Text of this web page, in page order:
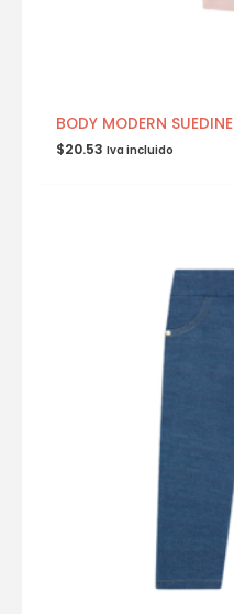
BODY MODERN SUEDINE
$20.53 Iva incluido